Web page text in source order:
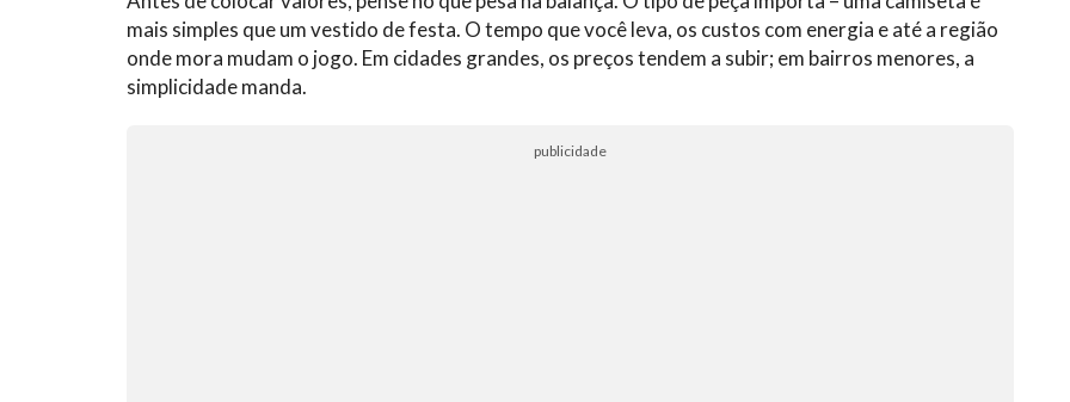
mais simples que um vestido de festa. O tempo que você leva, os custos com energia e até a região
onde mora mudam o jogo. Em cidades grandes, os preços tendem a subir; em bairros menores, a
simplicidade manda.
publicidade